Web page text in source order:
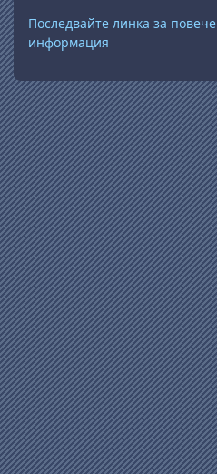
Последвайте линка за повече
информация